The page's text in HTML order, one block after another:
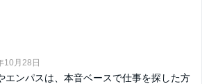
10月28日
エンパスは、本音ベースで仕事を探した方